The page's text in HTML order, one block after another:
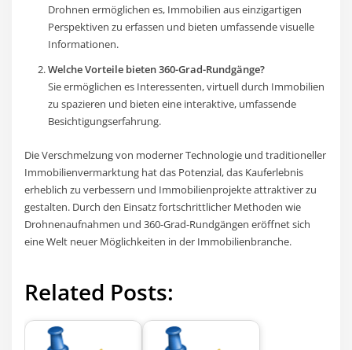
Drohnen ermöglichen es, Immobilien aus einzigartigen
Perspektiven zu erfassen und bieten umfassende visuelle
Informationen.
Welche Vorteile bieten 360-Grad-Rundgänge?
Sie ermöglichen es Interessenten, virtuell durch Immobilien
zu spazieren und bieten eine interaktive, umfassende
Besichtigungserfahrung.
Die Verschmelzung von moderner Technologie und traditioneller
Immobilienvermarktung hat das Potenzial, das Kauferlebnis
erheblich zu verbessern und Immobilienprojekte attraktiver zu
gestalten. Durch den Einsatz fortschrittlicher Methoden wie
Drohnenaufnahmen und 360-Grad-Rundgängen eröffnet sich
eine Welt neuer Möglichkeiten in der Immobilienbranche.
Related Posts: